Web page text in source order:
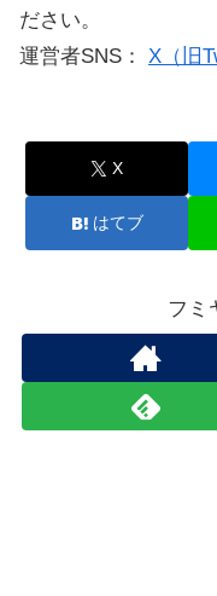
ださい。
運営者SNS： X（旧
X
はてブ
フミ